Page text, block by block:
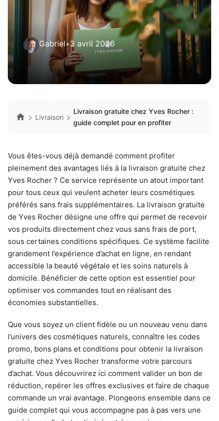
Gabriel•3 avril 2026
Livraison
Livraison gratuite chez Yves Rocher :
guide complet pour en profiter
Vous êtes-vous déjà demandé comment profiter
pleinement des avantages liés à la livraison gratuite chez
Yves Rocher ? Ce service représente un atout important
pour tous ceux qui veulent acheter leurs cosmétiques
préférés sans frais supplémentaires. La livraison gratuite
de Yves Rocher désigne une offre qui permet de recevoir
vos produits directement chez vous sans frais de port,
sous certaines conditions spécifiques. Ce système facilite
grandement l’expérience d’achat en ligne, en rendant
accessible la beauté végétale et les soins naturels à
domicile. Bénéficier de cette option est essentiel pour
optimiser vos commandes tout en réalisant des
économies substantielles.
Que vous soyez un client fidèle ou un nouveau venu dans
l’univers des cosmétiques naturels, connaître les codes
promo, bons plans et conditions pour obtenir la livraison
gratuite chez Yves Rocher transforme votre parcours
d’achat. Vous découvrirez ici comment valider un bon de
réduction, repérer les offres exclusives et faire de chaque
commande un vrai avantage. Plongeons ensemble dans ce
guide complet qui vous accompagne pas à pas vers une